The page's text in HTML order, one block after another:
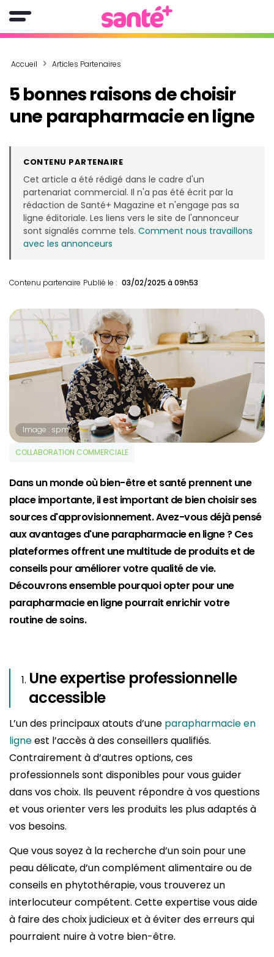
Accueil Articles Partenaires
5 bonnes raisons de choisir
une parapharmacie en ligne
CONTENU PARTENAIRE
Cet article a été rédigé dans le cadre d'un
partenariat commercial. Il n'a pas été écrit par la
rédaction de Santé+ Magazine et n'engage pas sa
ligne éditoriale. Les liens vers le site de l'annonceur
sont signalés comme tels. Comment nous travaillons
avec les annonceurs
Contenu partenaire Publié le : 03/02/2025 à 09h53
Image : spm
COLLABORATION COMMERCIALE
Dans un monde où bien-être et santé prennent une
place importante, il est important de bien choisir ses
sources d'approvisionnement. Avez-vous déjà pensé
aux avantages d'une parapharmacie en ligne ? Ces
plateformes offrent une multitude de produits et de
conseils pour améliorer votre qualité de vie.
Découvrons ensemble pourquoi opter pour une
parapharmacie en ligne pourrait enrichir votre
routine de soins.
Une expertise professionnelle
accessible
L’un des principaux atouts d’une parapharmacie en
ligneest l’accès à des conseillers qualifiés.
Contrairement à d’autres options, ces
professionnels sont disponibles pour vous guider
dans vos choix. Ils peuvent répondre à vos questions
et vous orienter vers les produits les plus adaptés à
vos besoins.
Que vous soyez à la recherche d’un soin pour une
peau délicate, d’un complément alimentaire ou de
conseils en phytothérapie, vous trouverez un
interlocuteur compétent. Cette expertise vous aide
à faire des choix judicieux et à éviter des erreurs qui
pourraient nuire à votre bien-être.